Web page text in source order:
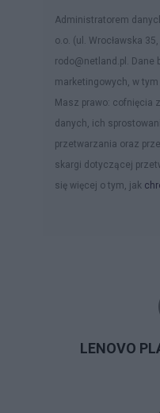
Administratorem
o.o. (ul. Wrocławska
rodo@netland.pl. Dane
marketingowych, w
Masz prawo: cofnięcia
danych, ich
przetwarzania oraz
skargi dotyczącej
się więcej o tym, jak
LENOVO